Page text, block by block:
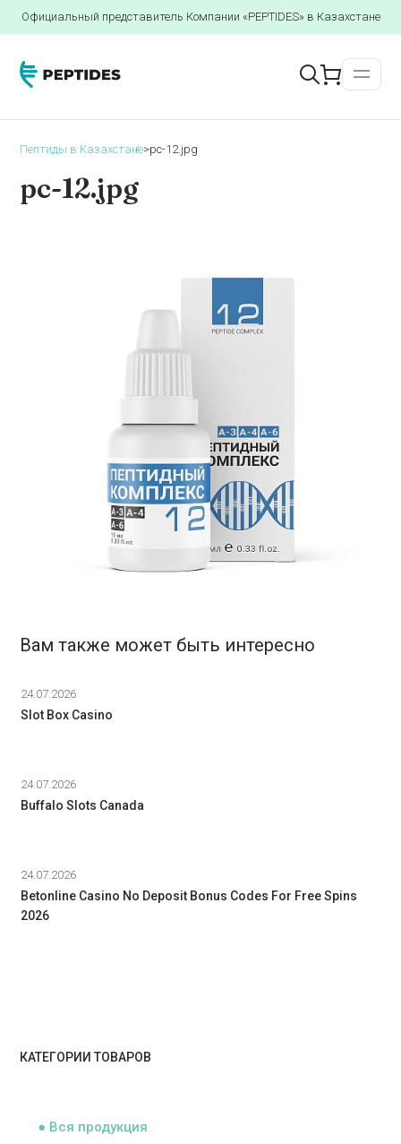
Официальный представитель Компании «PEPTIDES» в Казахстане
Пептиды в Казахстане>pc-12.jpg
pc-12.jpg
Вам также может быть интересно
24.07.2026
Slot Box Casino
24.07.2026
Buffalo Slots Canada
24.07.2026
Betonline Casino No Deposit Bonus Codes For Free Spins
2026
КАТЕГОРИИ ТОВАРОВ
● Вся продукция